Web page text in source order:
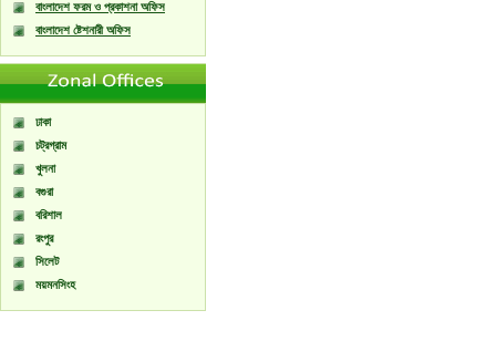
বাংলাদেশ ফরম ও প্রকাশনা অফিস
বাংলাদেশ ষ্টেশনারী অফিস
ঢাকা
চট্রগ্রাম
খুলনা
বগুরা
বরিশাল
রংপুর
সিলেট
ময়মনসিংহ